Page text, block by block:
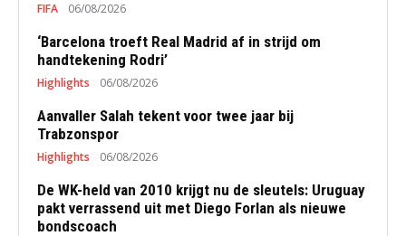
FIFA 06/08/2026
‘Barcelona troeft Real Madrid af in strijd om
handtekening Rodri’
Highlights 06/08/2026
Aanvaller Salah tekent voor twee jaar bij
Trabzonspor
Highlights 06/08/2026
De WK-held van 2010 krijgt nu de sleutels: Uruguay
pakt verrassend uit met Diego Forlan als nieuwe
bondscoach